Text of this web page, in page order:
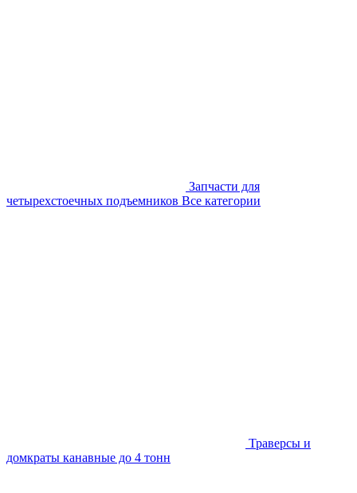
Запчасти для
четырехстоечных подъемников Все категории
Траверсы и
домкраты канавные до 4 тонн